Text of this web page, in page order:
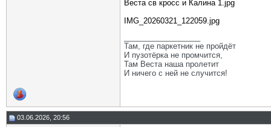
Веста св кросс и Калина 1.jpg
IMG_20260321_122059.jpg
Там, где паркетник не пройдёт
И пузотёрка не промчится,
Там Веста наша пролетит
И ничего с ней не случится!
03.06.2026, 20:56